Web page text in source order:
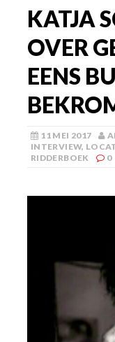
KATJA
OVER
EENS
11 MEI 2017
INTERVIEW,
RIDDERBOEK
0